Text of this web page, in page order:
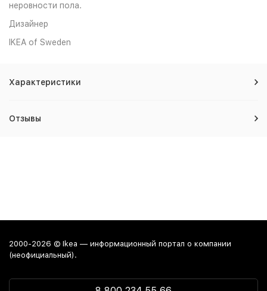
неровности пола.
Дизайнер
IKEA of Sweden
Характеристики
Отзывы
2000-2026 © Ikea — информационный портал о компании
(неофициальный).